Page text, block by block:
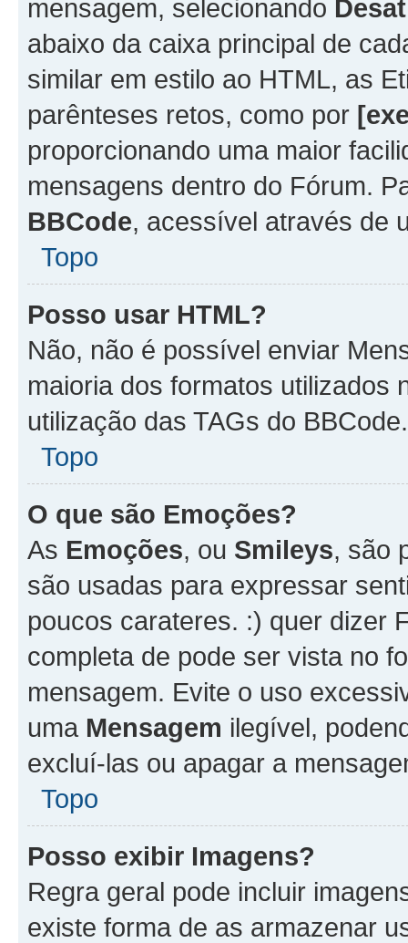
mensagem, selecionando
abaixo da caixa principal de
similar em estilo ao HTML, as
parênteses retos, como por
proporcionando uma maior
mensagens dentro do Fórum.
BBCode, acessível através de
Topo
Posso usar HTML?
Não, não é possível enviar
maioria dos formatos utilizados
utilização das TAGs do BBCode.
Topo
O que são Emoções?
As Emoções, ou Smileys, são
são usadas para expressar
poucos carateres. :) quer dizer
completa de pode ser vista no
mensagem. Evite o uso
uma Mensagem ilegível,
excluí-las ou apagar a
Topo
Posso exibir Imagens?
Regra geral pode incluir
existe forma de as armazenar